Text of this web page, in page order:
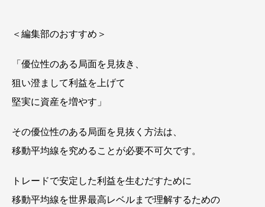
＜編集部のおすすめ＞
「優位性のある局面を見抜き、
狙い澄まして利益を上げて
堅実に資産を増やす」
その優位性のある局面を見抜く方法は、
移動平均線を究めることが必要不可欠です。
トレードで安定した利益を生むだすために
移動平均線を世界最高レベルまで理解するための